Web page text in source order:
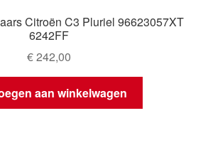
Citroën C3 Pluriel 96623057XT
6242FF
€242,00
aan winkelwagen